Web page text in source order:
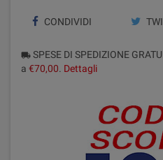
CONDIVIDI
local_shipping SPESE DI SPEDIZIONE
a €70,00. Dettagli